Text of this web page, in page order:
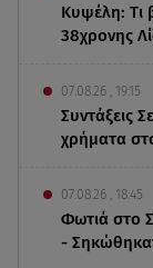
Κυψέλη: Tι
38χρονης
07.08.26 , 19:15
Συντάξεις
χρήματα
07.08.26 , 18:45
Φωτιά στο
-